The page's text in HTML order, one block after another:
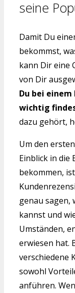
seine
Damit Du
bekommst,
kann Dir eine
von Dir
Du bei
wichtig
dazu gehört,
Um den
Einblick in die
bekommen,
genau sagen,
kannst und
Umständen,
erwiesen hat.
verschiedene
sowohl
anführen.